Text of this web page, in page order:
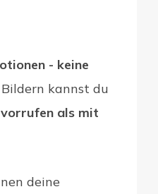
- keine
kannst du
als mit
deine